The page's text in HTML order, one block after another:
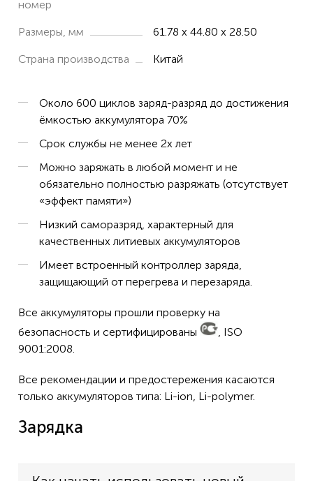
номер
Размеры, мм 61.78 x 44.80 x 28.50
Страна производства Китай
Около 600 циклов заряд-разряд до достижения
ёмкостью аккумулятора 70%
Срок службы не менее 2х лет
Можно заряжать в любой момент и не
обязательно полностью разряжать (отсутствует
«эффект памяти»)
Низкий саморазряд, характерный для
качественных литиевых аккумуляторов
Имеет встроенный контроллер заряда,
защищающий от перегрева и перезаряда.
Все аккумуляторы прошли проверку на
безопасность и сертифицированы
, ISO
9001:2008.
Все рекомендации и предостережения касаются
только аккумуляторов типа: Li-ion, Li-polymer.
Зарядка